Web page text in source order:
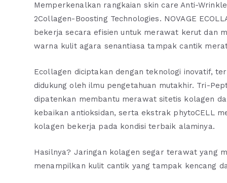
Memperkenalkan rangkaian skin care Anti-
2Collagen-Boosting Technologies. NOVAGE
bekerja secara efisien untuk merawat kerut dan
warna kulit agara senantiasa tampak cantik
Ecollagen diciptakan dengan teknologi inovatif,
didukung oleh ilmu pengetahuan mutakhir. Tri-
dipatenkan membantu merawat sitetis kolagen
kebaikan antioksidan, serta ekstrak phytoCELL
kolagen bekerja pada kondisi terbaik alaminya.
Hasilnya? Jaringan kolagen segar terawat yang
menampilkan kulit cantik yang tampak kencang